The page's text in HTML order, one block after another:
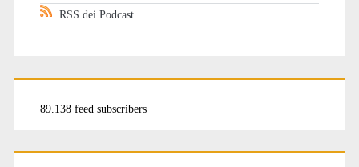
RSS dei Podcast
89.138 feed subscribers